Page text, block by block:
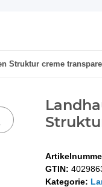
Struktur creme
GTIN:
Kategorie: